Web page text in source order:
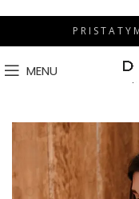
P R I S T A T Y
MENU